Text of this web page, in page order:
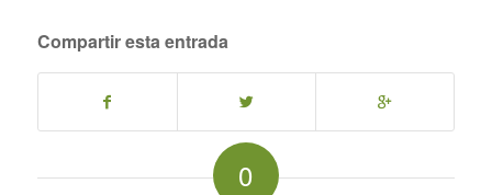
Compartir esta entrada
0